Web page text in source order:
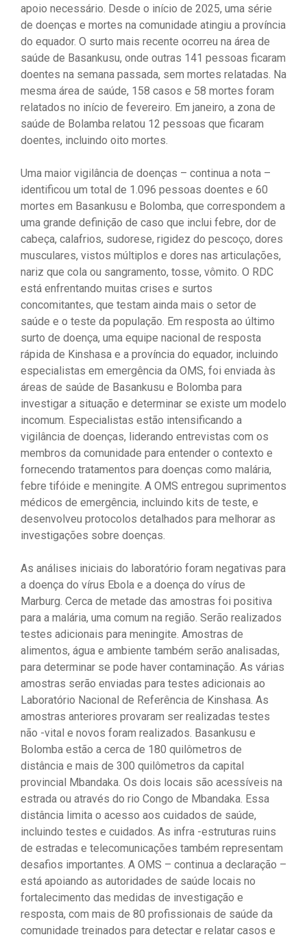
apoio necessário. Desde o início de 2025, uma série
de doenças e mortes na comunidade atingiu a província
do equador. O surto mais recente ocorreu na área de
saúde de Basankusu, onde outras 141 pessoas ficaram
doentes na semana passada, sem mortes relatadas. Na
mesma área de saúde, 158 casos e 58 mortes foram
relatados no início de fevereiro. Em janeiro, a zona de
saúde de Bolamba relatou 12 pessoas que ficaram
doentes, incluindo oito mortes.
Uma maior vigilância de doenças – continua a nota –
identificou um total de 1.096 pessoas doentes e 60
mortes em Basankusu e Bolomba, que correspondem a
uma grande definição de caso que inclui febre, dor de
cabeça, calafrios, sudorese, rigidez do pescoço, dores
musculares, vistos múltiplos e dores nas articulações,
nariz que cola ou sangramento, tosse, vômito. O RDC
está enfrentando muitas crises e surtos
concomitantes, que testam ainda mais o setor de
saúde e o teste da população. Em resposta ao último
surto de doença, uma equipe nacional de resposta
rápida de Kinshasa e a província do equador, incluindo
especialistas em emergência da OMS, foi enviada às
áreas de saúde de Basankusu e Bolomba para
investigar a situação e determinar se existe um modelo
incomum. Especialistas estão intensificando a
vigilância de doenças, liderando entrevistas com os
membros da comunidade para entender o contexto e
fornecendo tratamentos para doenças como malária,
febre tifóide e meningite. A OMS entregou suprimentos
médicos de emergência, incluindo kits de teste, e
desenvolveu protocolos detalhados para melhorar as
investigações sobre doenças.
As análises iniciais do laboratório foram negativas para
a doença do vírus Ebola e a doença do vírus de
Marburg. Cerca de metade das amostras foi positiva
para a malária, uma comum na região. Serão realizados
testes adicionais para meningite. Amostras de
alimentos, água e ambiente também serão analisadas,
para determinar se pode haver contaminação. As várias
amostras serão enviadas para testes adicionais ao
Laboratório Nacional de Referência de Kinshasa. As
amostras anteriores provaram ser realizadas testes
não -vital e novos foram realizados. Basankusu e
Bolomba estão a cerca de 180 quilômetros de
distância e mais de 300 quilômetros da capital
provincial Mbandaka. Os dois locais são acessíveis na
estrada ou através do rio Congo de Mbandaka. Essa
distância limita o acesso aos cuidados de saúde,
incluindo testes e cuidados. As infra -estruturas ruins
de estradas e telecomunicações também representam
desafios importantes. A OMS – continua a declaração –
está apoiando as autoridades de saúde locais no
fortalecimento das medidas de investigação e
resposta, com mais de 80 profissionais de saúde da
comunidade treinados para detectar e relatar casos e